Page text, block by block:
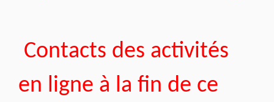
Contacts des activités
en ligne à la fin de ce